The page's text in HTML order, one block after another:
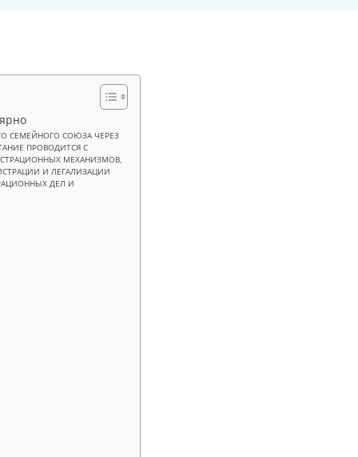
СЕМЕЙНОГО СОЮЗА ЧЕРЕЗ
ПРОВОДИТСЯ С
МЕХАНИЗМОВ,
И ЛЕГАЛИЗАЦИИ
ДЕЛ И